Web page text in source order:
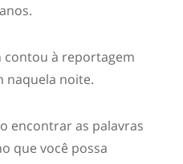
contou à reportagem
naquela noite.
encontrar as palavras
que você possa